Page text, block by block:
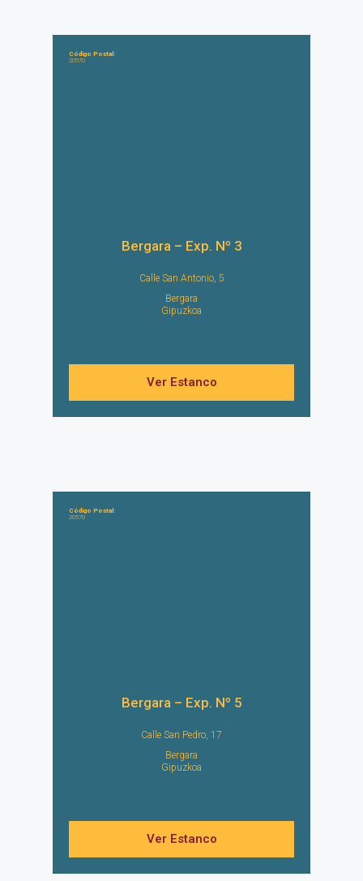
Código Postal:
20570
Bergara – Exp. Nº 3
Calle San Antonio, 5
Bergara
Gipuzkoa
Ver Estanco
Código Postal:
20570
Bergara – Exp. Nº 5
Calle San Pedro, 17
Bergara
Gipuzkoa
Ver Estanco